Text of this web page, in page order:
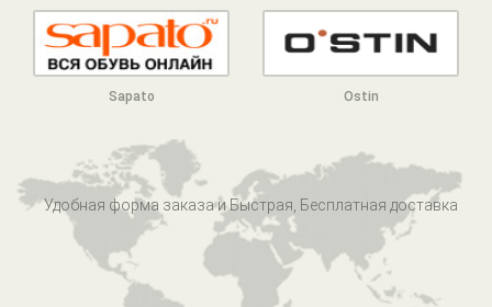
Sapato Ostin
Удобная форма заказа и Быстрая, Бесплатная доставка